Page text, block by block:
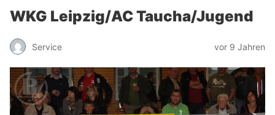
WKG Leipzig/AC Taucha/Jugend
Service vor 9 Jahren